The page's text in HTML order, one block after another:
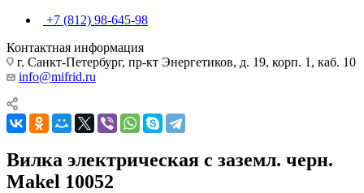
+7 (812) 98-645-98
Контактная информация
г. Санкт-Петербург, пр-кт Энергетиков, д. 19, корп. 1, каб. 10
info@mifrid.ru
Вилка электрическая с заземл. черн.
Makel 10052